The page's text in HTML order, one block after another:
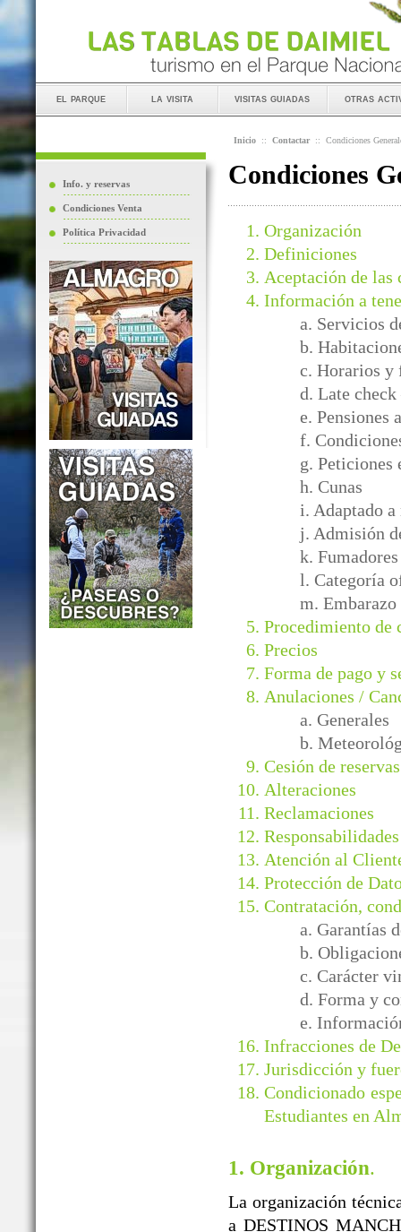
el parque la visita visitas guiadas otras
Info. y reservas
Condiciones Venta
Política Privacidad
Inicio :: Contactar :: Condiciones
Condiciones
Organización
Definiciones
Aceptación de las
Información a
a. Servicios
b.
c. Horarios y
d. Late check
e. Pensiones
f.
g. Peticiones
h. Cunas
i. Adaptado
j. Admisión
k. Fumadores
l. Categoría
m. Embarazo
Procedimiento de
Precios
Forma de pago y
Anulaciones /
a. Generales
b.
Cesión de reservas
Alteraciones
Reclamaciones
Responsabilidades
Atención al
Protección de
Contratación,
a. Garantías
b.
c. Carácter
d. Forma y
e.
Infracciones de
Jurisdicción y
Condicionado
Estudiantes en
1. Organización.
La organización
a DESTINOS